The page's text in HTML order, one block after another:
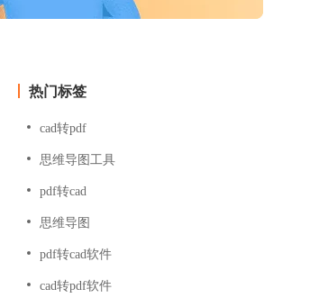
热门标签
cad转pdf
思维导图工具
pdf转cad
思维导图
pdf转cad软件
cad转pdf软件